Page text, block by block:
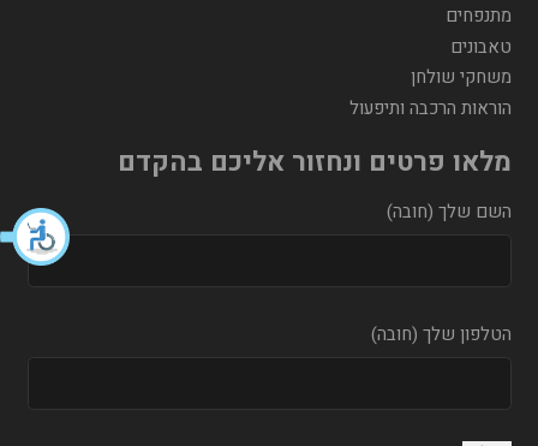
מתנפחים
טאבונים
משחקי שולחן
הוראות הרכבה ותיפעול
מלאו פרטים ונחזור אליכם בהקדם
השם שלך (חובה)
הטלפון שלך (חובה)